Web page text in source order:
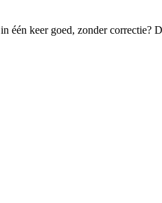
keer goed, zonder